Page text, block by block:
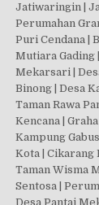
Jatiwaringin |
Perumahan
Puri Cendana |
Mutiara Gading
Mekarsari |
Binong | Desa
Taman Rawa
Kencana |
Kampung
Kota | Cikarang
Taman Wisma
Sentosa |
Desa Pantai